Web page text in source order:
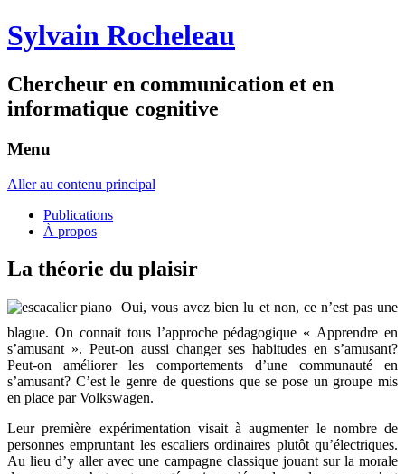
Sylvain Rocheleau
Chercheur en communication et en
informatique cognitive
Menu
Aller au contenu principal
Publications
À propos
La théorie du plaisir
Oui, vous avez bien lu et non, ce n’est pas une
blague. On connait tous l’approche pédagogique « Apprendre en
s’amusant ». Peut-on aussi changer ses habitudes en s’amusant?
Peut-on améliorer les comportements d’une communauté en
s’amusant? C’est le genre de questions que se pose un groupe mis
en place par Volkswagen.
Leur première expérimentation visait à augmenter le nombre de
personnes empruntant les escaliers ordinaires plutôt qu’électriques.
Au lieu d’y aller avec une campagne classique jouant sur la morale